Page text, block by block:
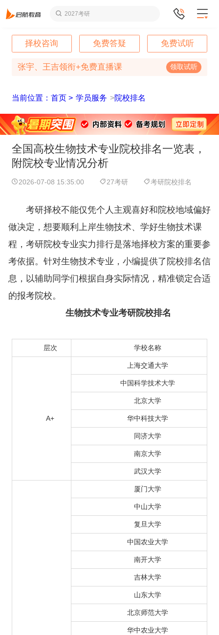
2027考研
择校咨询 免费答疑 免费试听
张宇、王吉领衔+免费直播课 领取试听
当前位置：首页 > 学员服务 >院校排名
全国高校生物技术专业院校排名一览表，
附院校专业情况分析
2026-07-08 15:35:00 27考研 考研院校排名
考研择校不能仅凭个人主观喜好和院校地域偏好
做决定，想要顺利上岸生物技术、学好生物技术课
程，考研院校专业实力排行是落地择校方案的重要参
考依据。针对生物技术专业，小编提供了院校排名信
息，以辅助同学们根据自身实际情况，精准锁定合适
的报考院校。
生物技术专业考研院校排名
层次 学校名称
A+
上海交通大学
中国科学技术大学
北京大学
华中科技大学
同济大学
南京大学
武汉大学
厦门大学
中山大学
复旦大学
中国农业大学
南开大学
吉林大学
山东大学
北京师范大学
华中农业大学